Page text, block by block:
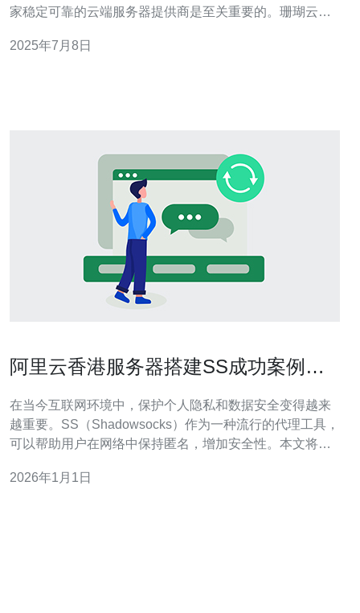
家稳定可靠的云端服务器提供商是至关重要的。珊瑚云作
解决方案。 珊瑚云拥有先进的数据中心设施，采用最新的
2025年7月8日
阿里云香港服务器搭建SS成功案例分
在当今互联网环境中，保护个人隐私和数据安全变得越来
越重要。SS（Shadowsocks）作为一种流行的代理工具，
可以帮助用户在网络中保持匿名，增加安全性。本文将详
例与分析。 1. 购买阿里云香港服务器 第一步是购买阿里云
2026年1月1日